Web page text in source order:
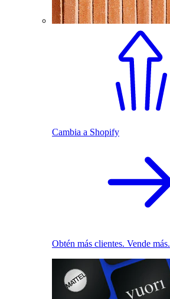
Cambia a Shopify
Obtén más clientes. Vende más.